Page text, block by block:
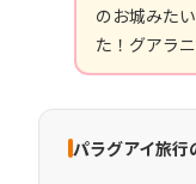
のお城みた
た！グアラ
パラグアイ旅行